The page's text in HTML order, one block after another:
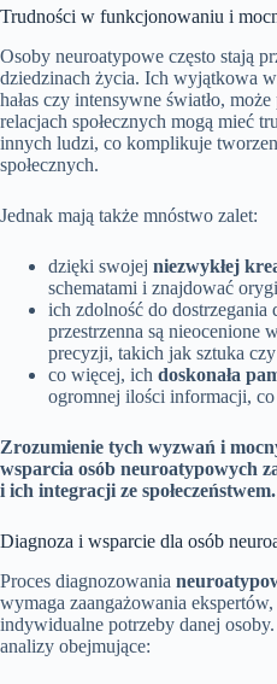
Trudności w funkcjonowaniu i
Osoby neuroatypowe często stają
dziedzinach życia. Ich wyjątkowa
hałas czy intensywne światło,
relacjach społecznych mogą mieć
innych ludzi, co komplikuje
społecznych.
Jednak mają także mnóstwo zalet:
dzięki swojej niezwykłej
schematami i znajdować
ich zdolność do dostrzegania
przestrzenna są nieocenione
precyzji, takich jak sztuka
co więcej, ich doskonała
ogromnej ilości informacji,
Zrozumienie tych wyzwań i
wsparcia osób neuroatypowych
i ich integracji ze społeczeństwem.
Diagnoza i wsparcie dla osób
Proces diagnozowania
wymaga zaangażowania
indywidualne potrzeby danej
analizy obejmujące: